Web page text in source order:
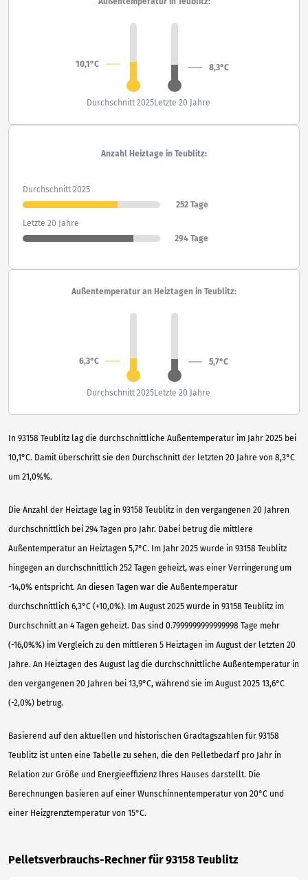
In 93158 Teublitz lag die durchschnittliche Außentemperatur im Jahr 2025 bei
10,1°C. Damit überschritt sie den Durchschnitt der letzten 20 Jahre von 8,3°C
um 21,0%%.
Die Anzahl der Heiztage lag in 93158 Teublitz in den vergangenen 20 Jahren
durchschnittlich bei 294 Tagen pro Jahr. Dabei betrug die mittlere
Außentemperatur an Heiztagen 5,7°C. Im Jahr 2025 wurde in 93158 Teublitz
hingegen an durchschnittlich 252 Tagen geheizt, was einer Verringerung um
-14,0% entspricht. An diesen Tagen war die Außentemperatur
durchschnittlich 6,3°C (+10,0%). Im August 2025 wurde in 93158 Teublitz im
Durchschnitt an 4 Tagen geheizt. Das sind 0.7999999999999998 Tage mehr
(-16,0%%) im Vergleich zu den mittleren 5 Heiztagen im August der letzten 20
Jahre. An Heiztagen des August lag die durchschnittliche Außentemperatur in
den vergangenen 20 Jahren bei 13,9°C, während sie im August 2025 13,6°C
(-2,0%) betrug.
Basierend auf den aktuellen und historischen Gradtagszahlen für 93158
Teublitz ist unten eine Tabelle zu sehen, die den Pelletbedarf pro Jahr in
Relation zur Größe und Energieeffizienz Ihres Hauses darstellt. Die
Berechnungen basieren auf einer Wunschinnentemperatur von 20°C und
einer Heizgrenztemperatur von 15°C.
10,1°C 8,3°C
Durchschnitt 2025Letzte 20 Jahre
Anzahl Heiztage in Teublitz:
Durchschnitt 2025
252 Tage
Letzte 20 Jahre
294 Tage
Außentemperatur an Heiztagen in Teublitz:
6,3°C 5,7°C
Durchschnitt 2025Letzte 20 Jahre
Pelletsverbrauchs-Rechner für 93158 Teublitz